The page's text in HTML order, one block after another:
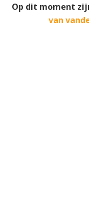
Op dit moment
van